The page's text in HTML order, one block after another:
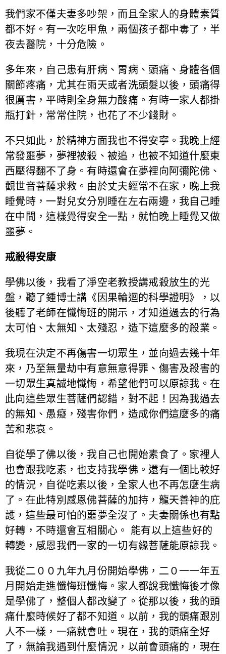
我們家不僅夫妻多吵架，而且全家人的身體素質
都不好。有一次吃甲魚，兩個孩子都中毒了，半
夜去醫院，十分危險。
多年來，自己患有肝病、胃病、頭痛、身體各個
關節疼痛，尤其在雨天或者洗頭髮以後，頭痛得
很厲害，平時則全身無力酸痛。有時一家人都掛
瓶打針，常常住院，也花了不少錢財。
不只如此，於精神方面我也不得安寧。我晚上經
常發噩夢，夢裡被殺、被追，也被不知道什麼東
西壓得翻不了身。有時還會在夢裡向阿彌陀佛、
觀世音菩薩求救。由於丈夫經常不在家，晚上我
睡覺時，一對兒女分別睡在左右兩邊，我自己睡
在中間，這樣覺得安全一點，就怕晚上睡覺又做
噩夢。
戒殺得安康
學佛以後，我看了淨空老教授講戒殺放生的光
盤，聽了鍾博士講《因果輪迴的科學證明》，以
後聽了老師在懺悔班的開示，才知道過去的行為
太可怕、太無知、太殘忍，造下這麼多的殺業。
我現在決定不再傷害一切眾生，並向過去幾十年
來，乃至無量劫中有意無意得罪、傷害及殺害的
一切眾生真誠地懺悔，希望他們可以原諒我。在
此向這些眾生菩薩們認錯，對不起！因為我過去
的無知、愚癡，殘害你們，造成你們這麼多的痛
苦和悲哀。
自從學了佛以後，我自己也開始素食了。家裡人
也會跟我吃素，也支持我學佛。還有一個比較好
的情況，自從吃素以後，全家人也不再怎麼生病
了。在此特別感恩佛菩薩的加持，龍天善神的庇
護，這些最可怕的噩夢全沒了。夫妻關係也有點
好轉，不時還會互相關心。 能有以上這些好的
轉變，感恩我們一家的一切有緣菩薩能原諒我。
我從二００九年九月份開始學佛，二０一一年五
月開始走進懺悔班懺悔。家人都說我懺悔後才像
是學佛了，整個人都改變了。從那以後，我的頭
痛什麼時候好了都不知道。以前，我的頭痛跟別
人不一樣，一痛就會吐。現在，我的頭痛全好
了，無論我遇到什麼情況，以前會頭痛的，現在